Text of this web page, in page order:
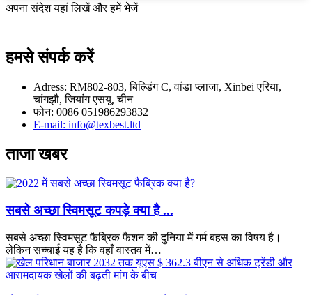
अपना संदेश यहां लिखें और हमें भेजें
हमसे संपर्क करें
Adress: RM802-803, बिल्डिंग C, वांडा प्लाजा, Xinbei एरिया,
चांगझौ, जियांग एसयू, चीन
फोन: 0086 051986293832
E-mail: info@texbest.ltd
ताजा खबर
सबसे अच्छा स्विमसूट कपड़े क्या है ...
सबसे अच्छा स्विमसूट फैब्रिक फैशन की दुनिया में गर्म बहस का विषय है।
लेकिन सच्चाई यह है कि वहाँ वास्तव में…